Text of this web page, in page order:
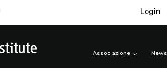
Login
Associazione News